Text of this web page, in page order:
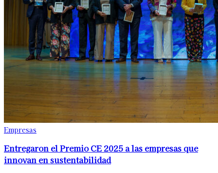
Empresas
Entregaron el Premio CE 2025 a las empresas que
innovan en sustentabilidad